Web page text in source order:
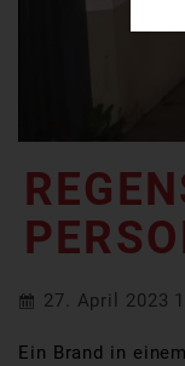
27. April 2023
Ein Brand in